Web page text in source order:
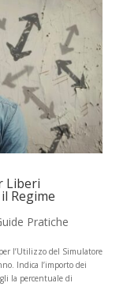
Liberi
Regime
Pratiche
l’Utilizzo del Simulatore
Indica l’importo dei
la percentuale di